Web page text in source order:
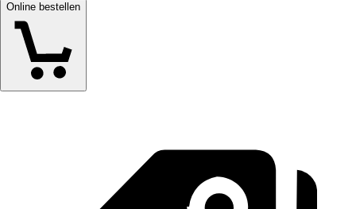
Online bestellen